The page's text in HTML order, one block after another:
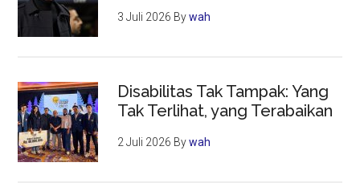
3 Juli 2026 Bywah
Disabilitas Tak Tampak: Yang
Tak Terlihat, yang Terabaikan
2 Juli 2026 Bywah